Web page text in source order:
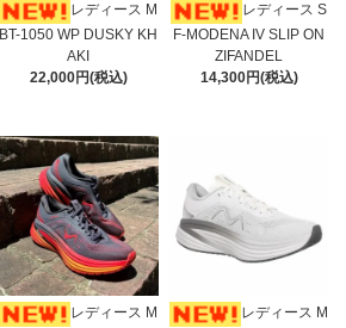
レディース M
BT-1050 WP DUSKY KH
AKI
22,000円(税込)
レディース S
F-MODENA IV SLIP ON
ZIFANDEL
14,300円(税込)
レディース M
レディース M